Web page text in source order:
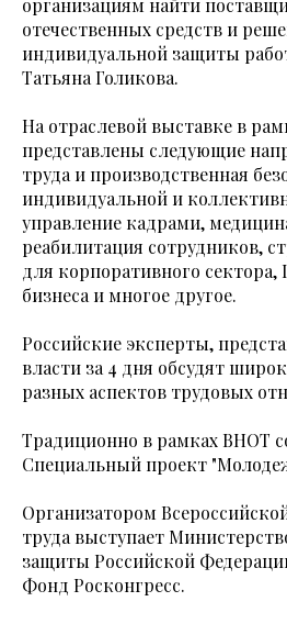
организациям найти
отечественных средств и
индивидуальной защиты
Татьяна Голикова.
На отраслевой выставке в
представлены следующие
труда и производственная
индивидуальной и
управление кадрами,
реабилитация сотрудников,
для корпоративного
бизнеса и многое другое.
Российские эксперты,
власти за 4 дня обсудят
разных аспектов трудовых
Традиционно в рамках ВНОТ
Специальный проект
Организатором
труда выступает
защиты Российской
Фонд Росконгресс.